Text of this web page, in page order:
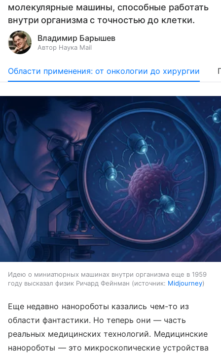
молекулярные машины, способные работать
внутри организма с точностью до клетки.
Владимир Барышев
Автор Наука Mail
Области применения: от онкологии до хирургии
Идею о миниатюрных машинах внутри организма еще в 1959
году высказал физик Ричард Фейнман
источник: Midjourney
Еще недавно нанороботы казались чем-то из
области фантастики. Но теперь они ― часть
реальных медицинских технологий. Медицинские
нанороботы — это микроскопические устройства